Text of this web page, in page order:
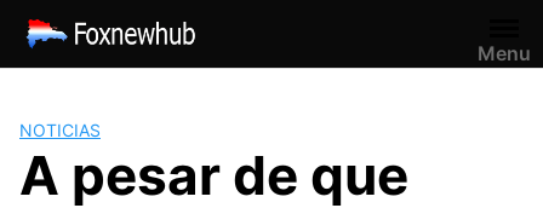
Saltar
contenido
Menu
NOTICIAS
A pesar de que